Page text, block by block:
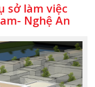
sở làm việc
Nghệ An